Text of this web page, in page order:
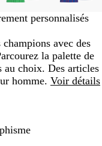
et
moins
pour
zoomer
et
les
touches
faire
et
pour
et
les
personnalisés
avec des
la palette de
choix. Des articles
homme. Voir détails